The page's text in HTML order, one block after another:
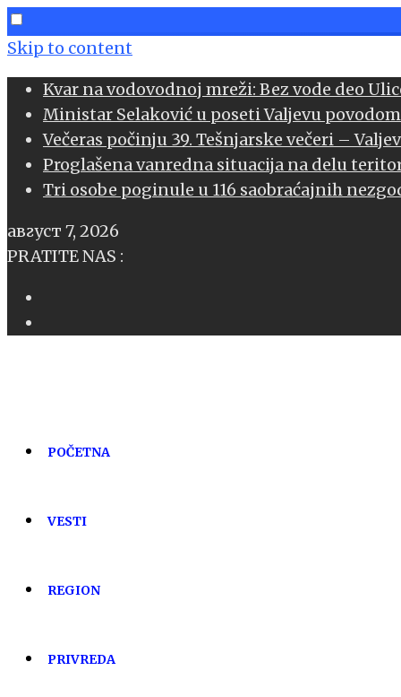
Skip to content
Kvar na vodovodnoj mreži: Bez vode deo
Ministar Selaković u poseti Valjevu
Večeras počinju 39. Tešnjarske večeri –
Proglašena vanredna situacija na delu
Tri osobe poginule u 116 saobraćajnih
август 7, 2026
PRATITE NAS :
POČETNA
VESTI
REGION
PRIVREDA